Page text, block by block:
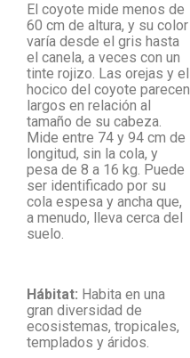
El coyote mide menos de
60 cm de altura, y su color
varía desde el gris hasta
el canela, a veces con un
tinte rojizo. Las orejas y el
hocico del coyote parecen
largos en relación al
tamaño de su cabeza.
Mide entre 74 y 94 cm de
longitud, sin la cola, y
pesa de 8 a 16 kg.​ Puede
ser identificado por su
cola espesa y ancha que,
a menudo, lleva cerca del
suelo.
Hábitat: Habita en una
gran diversidad de
ecosistemas, tropicales,
templados y áridos.